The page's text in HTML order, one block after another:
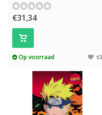
€31,34
Op voorraad